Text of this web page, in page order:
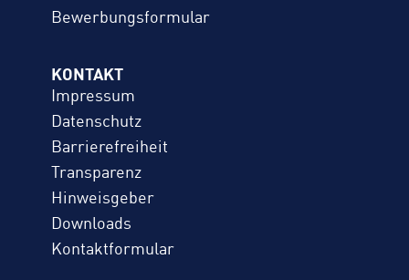
Bewerbungs­formular
KONTAKT
Impressum
Datenschutz
Barrierefreiheit
Transparenz
Hinweisgeber
Downloads
Kontaktformular